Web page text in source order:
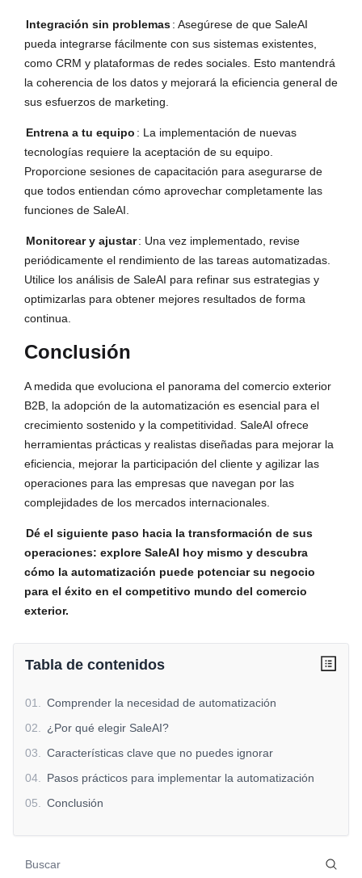
Integración sin problemas: Asegúrese de que SaleAI
pueda integrarse fácilmente con sus sistemas existentes,
como CRM y plataformas de redes sociales. Esto mantendrá
la coherencia de los datos y mejorará la eficiencia general de
sus esfuerzos de marketing.
Entrena a tu equipo : La implementación de nuevas
tecnologías requiere la aceptación de su equipo.
Proporcione sesiones de capacitación para asegurarse de
que todos entiendan cómo aprovechar completamente las
funciones de SaleAI.
Monitorear y ajustar: Una vez implementado, revise
periódicamente el rendimiento de las tareas automatizadas.
Utilice los análisis de SaleAI para refinar sus estrategias y
optimizarlas para obtener mejores resultados de forma
continua.
Conclusión
A medida que evoluciona el panorama del comercio exterior
B2B, la adopción de la automatización es esencial para el
crecimiento sostenido y la competitividad. SaleAI ofrece
herramientas prácticas y realistas diseñadas para mejorar la
eficiencia, mejorar la participación del cliente y agilizar las
operaciones para las empresas que navegan por las
complejidades de los mercados internacionales.
Dé el siguiente paso hacia la transformación de sus
operaciones: explore SaleAI hoy mismo y descubra
cómo la automatización puede potenciar su negocio
para el éxito en el competitivo mundo del comercio
exterior.
Tabla de contenidos
01
Comprender la necesidad de automatización
02
¿Por qué elegir SaleAI?
03
Características clave que no puedes ignorar
04
Pasos prácticos para implementar la automatización
05
Conclusión